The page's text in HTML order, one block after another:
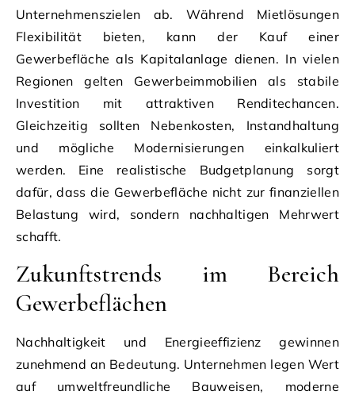
Unternehmenszielen ab. Während Mietlösungen
Flexibilität bieten, kann der Kauf einer
Gewerbefläche als Kapitalanlage dienen. In vielen
Regionen gelten Gewerbeimmobilien als stabile
Investition mit attraktiven Renditechancen.
Gleichzeitig sollten Nebenkosten, Instandhaltung
und mögliche Modernisierungen einkalkuliert
werden. Eine realistische Budgetplanung sorgt
dafür, dass die Gewerbefläche nicht zur finanziellen
Belastung wird, sondern nachhaltigen Mehrwert
schafft.
Zukunftstrends im Bereich
Gewerbeflächen
Nachhaltigkeit und Energieeffizienz gewinnen
zunehmend an Bedeutung. Unternehmen legen Wert
auf umweltfreundliche Bauweisen, moderne